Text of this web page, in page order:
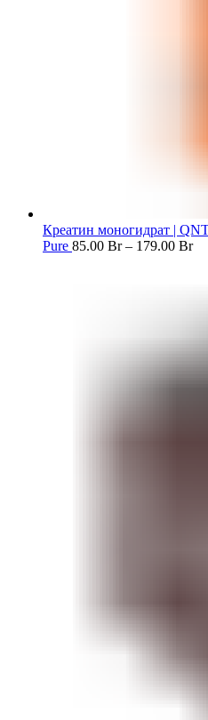
Креатин моногидрат |
Pure 85.00 Br– 179.00 Br